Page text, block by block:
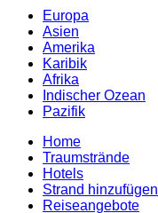
Europa
Asien
Amerika
Karibik
Afrika
Indischer Ozean
Pazifik
Home
Traumstrände
Hotels
Strand hinzufügen
Reiseangebote